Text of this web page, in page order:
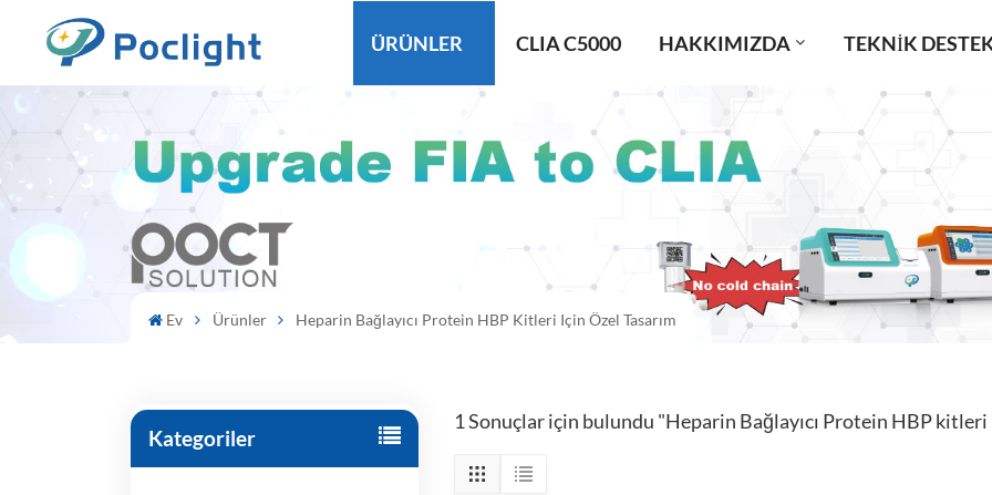
ÜRÜNLER CLIA C5000 HAKKIMIZDA TEKNIK
Ev Ürünler Heparin Bağlayıcı Protein HBP Kitleri Için Özel Tasarım
Kategoriler
1 Sonuçlar için bulundu "Heparin Bağlayıcı Protein HBP kitleri